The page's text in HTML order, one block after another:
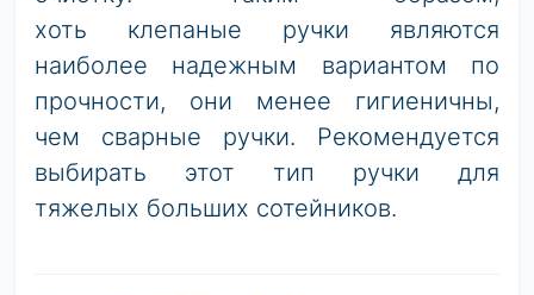
хоть клепаные ручки являются
наиболее надежным вариантом по
прочности, они менее гигиеничны,
чем сварные ручки. Рекомендуется
выбирать этот тип ручки для
тяжелых больших сотейников.